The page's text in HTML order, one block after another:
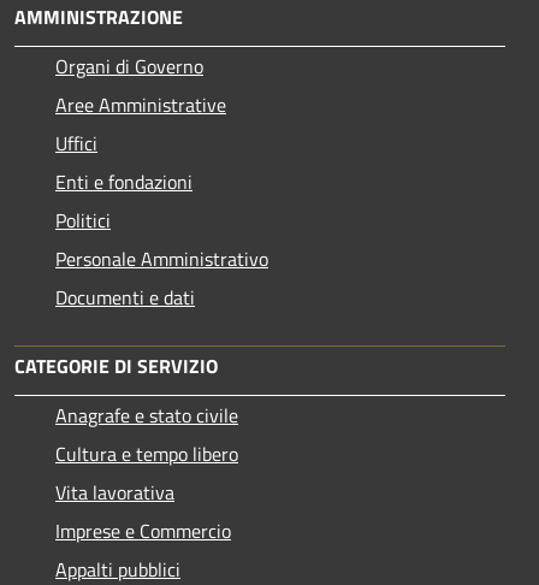
AMMINISTRAZIONE
Organi di Governo
Aree Amministrative
Uffici
Enti e fondazioni
Politici
Personale Amministrativo
Documenti e dati
CATEGORIE DI SERVIZIO
Anagrafe e stato civile
Cultura e tempo libero
Vita lavorativa
Imprese e Commercio
Appalti pubblici